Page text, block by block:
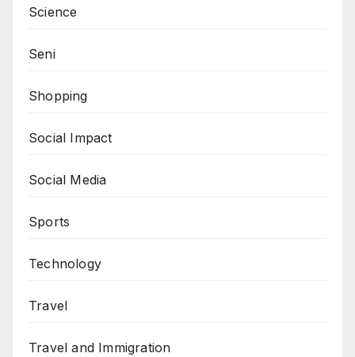
Science
Seni
Shopping
Social Impact
Social Media
Sports
Technology
Travel
Travel and Immigration